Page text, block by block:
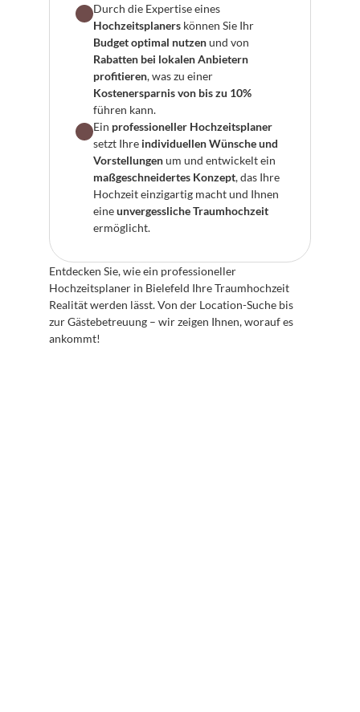
Hochzeitsplaners
Budget optimal nutzen
Rabatten bei lokalen Anbietern
profitieren
Kostenersparnis von bis zu 10%
führen kann.
Ein professioneller Hochzeitsplaner
setzt Ihre individuellen Wünsche und
Vorstellungen
maßgeschneidertes Konzept, das Ihre
Hochzeit einzigartig macht und Ihnen
eine unvergessliche Traumhochzeit
ermöglicht.
Entdecken Sie, wie ein professioneller
Hochzeitsplaner in Bielefeld Ihre Traumhochzeit
Realität werden lässt. Von der Location-Suche bis
zur Gästebetreuung – wir zeigen Ihnen, worauf es
ankommt!